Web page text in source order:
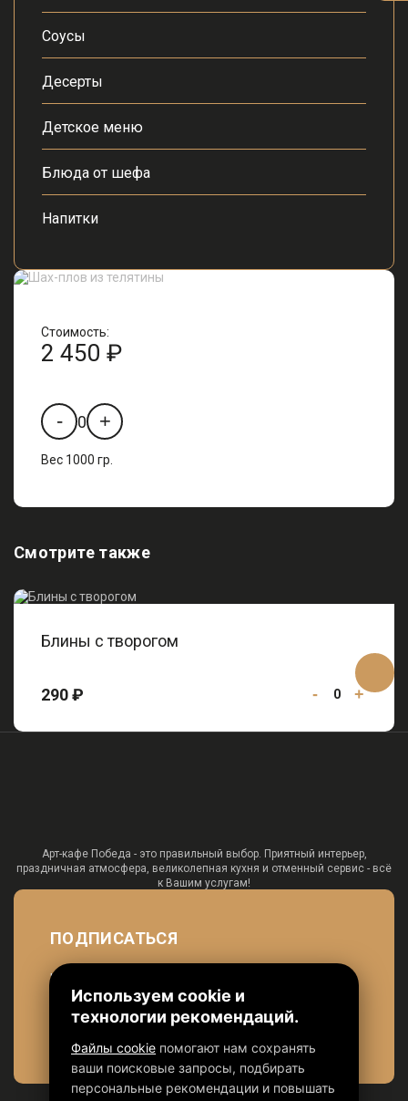
Соусы
Десерты
Детское меню
Блюда от шефа
Напитки
Стоимость:
2 450 ₽
- 0 +
Вес 1000 гр.
Смотрите также
Блины с творогом
290 ₽ - 0 +
Арт-кафе Победа - это правильный выбор. Приятный интерьер,
праздничная атмосфера, великолепная кухня и отменный сервис - всё
к Вашим услугам!
ПОДПИСАТЬСЯ
чтобы быть в курсе наших акций
Используем cookie и
технологии рекомендаций.
Файлы cookie помогают нам сохранять
ваши поисковые запросы, подбирать
персональные рекомендации и повышать